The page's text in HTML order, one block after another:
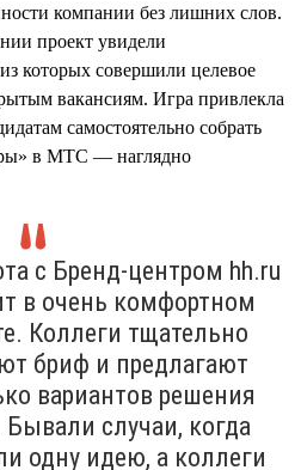
компании без лишних слов.
проект увидели
которых совершили целевое
вакансиям. Игра привлекла
самостоятельно собрать
в МТС — наглядно
с Бренд-центром hh.ru
в очень комфортном
Коллеги тщательно
бриф и предлагают
вариантов решения
Бывали случаи, когда
одну идею, а коллеги